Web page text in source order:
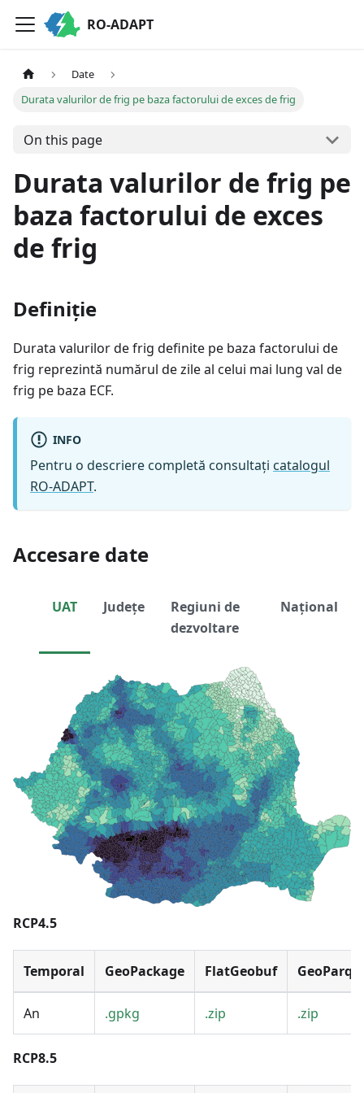
RO-ADAPT
Date
Durata valurilor de frig pe baza factorului de exces de frig
On this page
Durata valurilor de frig pe
baza factorului de exces
de frig
Definiție
Durata valurilor de frig definite pe baza factorului de
frig reprezintă numărul de zile al celui mai lung val de
frig pe baza ECF.
INFO
Pentru o descriere completă consultați catalogul
RO-ADAPT.
Accesare date
UAT Județe
Regiuni de
dezvoltare
Național
RCP4.5
Temporal GeoPackage FlatGeobuf
An .gpkg .zip .zip
RCP8.5